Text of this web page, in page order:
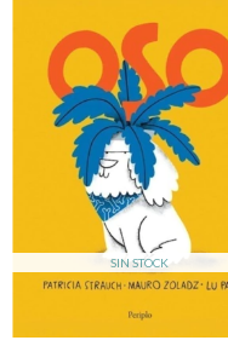
SIN STOCK